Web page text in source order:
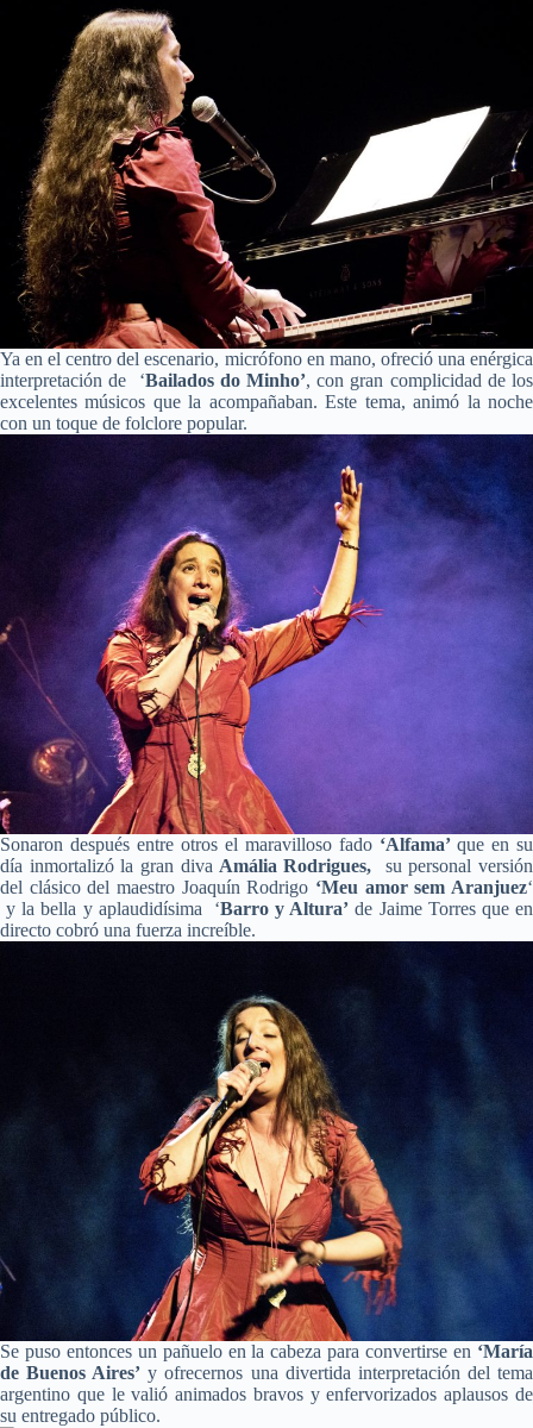
Ya en el centro del escenario, micrófono en mano, ofreció una enérgica
interpretación de ‘Bailados do Minho’, con gran complicidad de los
excelentes músicos que la acompañaban. Este tema, animó la noche
con un toque de folclore popular.
Sonaron después entre otros el maravilloso fado ‘Alfama’ que en su
día inmortalizó la gran diva Amália Rodrigues,
su personal versión
del clásico del maestro Joaquín Rodrigo ‘Meu amor sem Aranjuez‘
y la bella y aplaudidísima ‘Barro y Altura’ de Jaime Torres que en
directo cobró una fuerza increíble.
Se puso entonces un pañuelo en la cabeza para convertirse en ‘María
de Buenos Aires’ y ofrecernos una divertida interpretación del tema
argentino que le valió animados bravos y enfervorizados aplausos de
su entregado público.